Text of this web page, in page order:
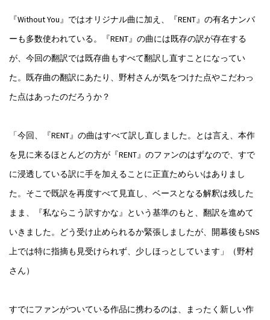
『Without You』ではオリジナル曲に加え、『RENT』の有名ナンバ
ーも多数使われている。『RENT』の曲には既存の訳が存在する
が、今回の翻訳では既存曲もすべて翻訳し直すことになってい
た。既存曲の翻訳にあたり、野村さんが気をつけた点やこだわっ
た点はあったのだろうか？
「今回、『RENT』の曲はすべて訳し直しました。とは言え、本作
を見に来るほとんどの方が『RENT』のファンのはずなので、すで
に浸透している訳に手を加えることに正直ためらいはありまし
た。そこで既訳を再度すべて見直し、ベースとなる解釈は残した
まま、『私ならこう訳すかな』という基準のもと、翻訳を進めて
いきました。どう受け止められるか緊張しましたが、開幕後もSNS
上では特に指摘も見受けられず、少しほっとしています」（野村
さん）
すでにファンがついている作品に携わるのは、まったく新しい作